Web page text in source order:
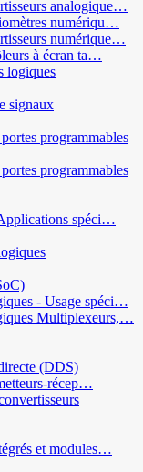
analogique…
numériqu…
numérique…
à écran ta…
logiques
signaux
programmables
programmables
spéci…
- Usage spéci…
Multiplexeurs,…
(DDS)
récep…
et modules…